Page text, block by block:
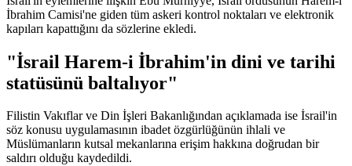
İbrahim Camisi'ne giden tüm askeri kontrol noktaları ve elektronik
kapıları kapattığını da sözlerine ekledi.
"İsrail Harem-i İbrahim'in dini ve tarihi
statüsünü baltalıyor"
Filistin Vakıflar ve Din İşleri Bakanlığından açıklamada ise İsrail'in
söz konusu uygulamasının ibadet özgürlüğünün ihlali ve
Müslümanların kutsal mekanlarına erişim hakkına doğrudan bir
saldırı olduğu kaydedildi.